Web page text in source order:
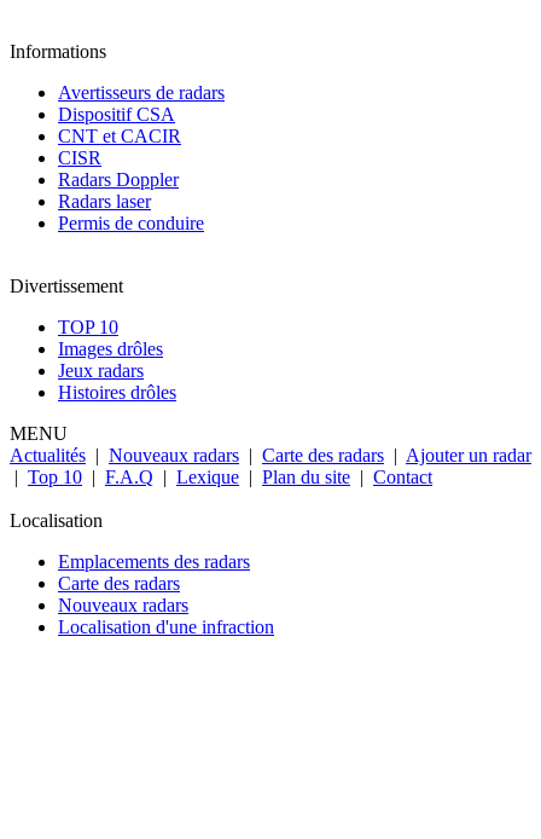
Informations
Avertisseurs de radars
Dispositif CSA
CNT et CACIR
CISR
Radars Doppler
Radars laser
Permis de conduire
Divertissement
TOP 10
Images drôles
Jeux radars
Histoires drôles
MENU
Actualités | Nouveaux radars | Carte des radars | Ajouter un radar
| Top 10 | F.A.Q | Lexique | Plan du site | Contact
Localisation
Emplacements des radars
Carte des radars
Nouveaux radars
Localisation d'une infraction